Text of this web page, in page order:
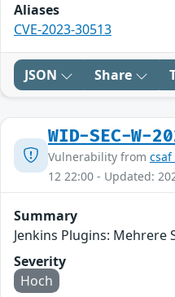
Aliases
CVE-2023-30513
JSON Share
WID-SEC-W-
Vulnerability from
12 22:00 - Updated:
Summary
Jenkins Plugins: Mehrere
Severity
Hoch